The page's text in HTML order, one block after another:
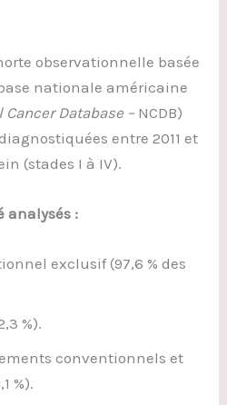
observationnelle basée
nationale américaine
Cancer Database – NCDB)
entre 2011 et
(stades I à IV).
analysés :
exclusif (97,6 % des
%).
conventionnels et
%).